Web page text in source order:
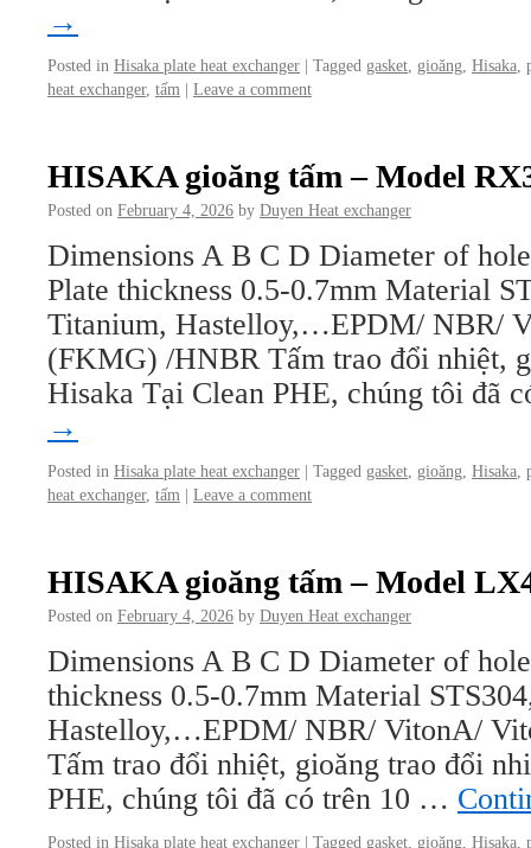
→
Posted in Hisaka plate heat exchanger | Tagged gasket gioăng Hisaka
heat exchanger, tấm | Leave a comment
HISAKA gioăng tấm – Model
Posted on February 4, 2026 by Duyen Heat exchanger
Dimensions A B C D Diameter of
Plate thickness 0.5-0.7mm Material
Titanium, Hastelloy,…EPDM/ NBR/
(FKMG) /HNBR Tấm trao đổi nhiệt,
Hisaka Tại Clean PHE, chúng tôi đã
→
Posted in Hisaka plate heat exchanger | Tagged gasket gioăng Hisaka
heat exchanger, tấm | Leave a comment
HISAKA gioăng tấm – Model
Posted on February 4, 2026 by Duyen Heat exchanger
Dimensions A B C D Diameter of
thickness 0.5-0.7mm Material
Hastelloy,…EPDM/ NBR/ VitonA/
Tấm trao đổi nhiệt, gioăng trao đổi
PHE, chúng tôi đã có trên 10 …
Posted in Hisaka plate heat exchanger | Tagged gasket gioăng Hisaka